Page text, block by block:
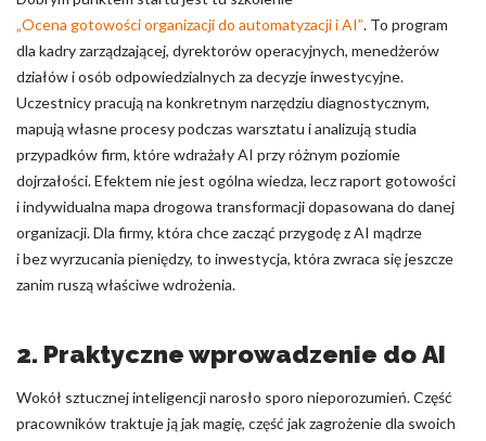
„Ocena gotowości organizacji do automatyzacji i AI”. To program
dla kadry zarządzającej, dyrektorów operacyjnych, menedżerów
działów i osób odpowiedzialnych za decyzje inwestycyjne.
Uczestnicy pracują na konkretnym narzędziu diagnostycznym,
mapują własne procesy podczas warsztatu i analizują studia
przypadków firm, które wdrażały AI przy różnym poziomie
dojrzałości. Efektem nie jest ogólna wiedza, lecz raport gotowości
i indywidualna mapa drogowa transformacji dopasowana do danej
organizacji. Dla firmy, która chce zacząć przygodę z AI mądrze
i bez wyrzucania pieniędzy, to inwestycja, która zwraca się jeszcze
zanim ruszą właściwe wdrożenia.
2. Praktyczne wprowadzenie do AI
Wokół sztucznej inteligencji narosło sporo nieporozumień. Część
pracowników traktuje ją jak magię, część jak zagrożenie dla swoich